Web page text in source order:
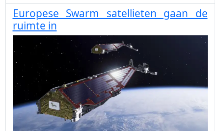
Europese Swarm satellieten gaan de
ruimte in